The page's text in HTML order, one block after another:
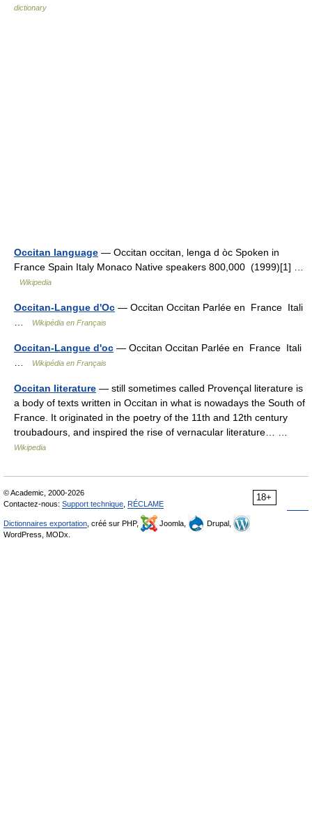
dictionary
Occitan language — Occitan occitan, lenga d òc Spoken in
France Spain Italy Monaco Native speakers 800,000 (1999)[1] …
Wikipedia
Occitan-Langue d'Oc — Occitan Occitan Parlée en France Itali
Wikipédia en Français
Occitan-Langue d'oc — Occitan Occitan Parlée en France Itali
Wikipédia en Français
Occitan literature — still sometimes called Provençal literature is
a body of texts written in Occitan in what is nowadays the South of
France. It originated in the poetry of the 11th and 12th century
troubadours, and inspired the rise of vernacular literature… …
Wikipedia
18+
© Academic, 2000-2026
Contactez-nous: Support technique RÉCLAME
Dictionnaires exportation , créé sur PHP, Joomla,
Drupal,
WordPress, MODx.